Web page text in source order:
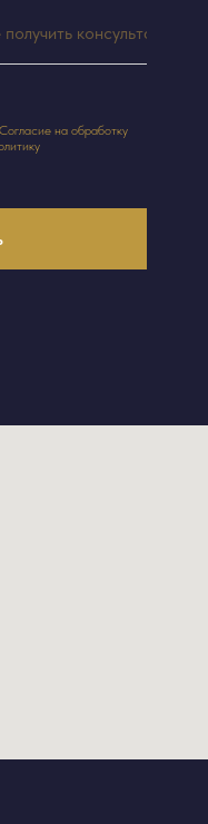
Согласие на обработку